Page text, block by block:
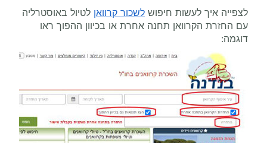
לצפייה איך לעשות חיפוש לשכור קרוואן לטיול באוסטרליה
עם החזרת הקרוואן תחנה אחרת או בכיוון ההפוך ראו
דוגמה: